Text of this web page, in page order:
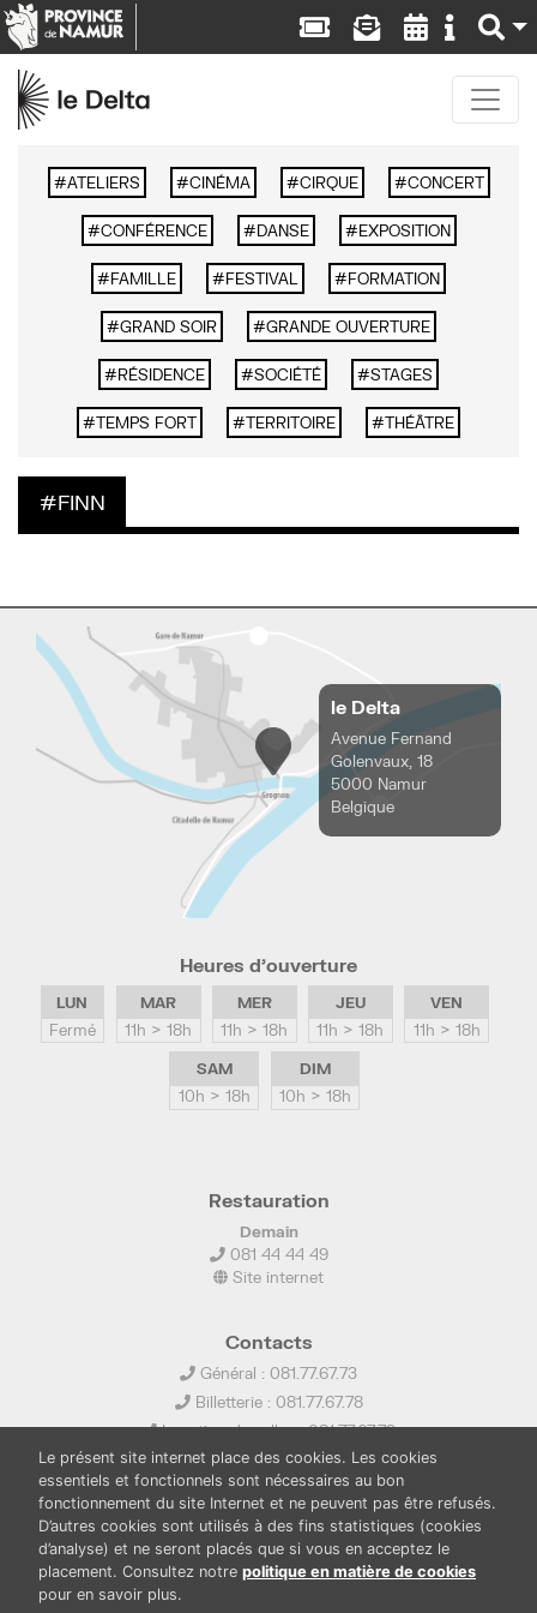
ATELIERS CINÉMA CIRQUE CONCERT
CONFÉRENCE DANSE EXPOSITION
FAMILLE FESTIVAL FORMATION
GRAND SOIR GRANDE OUVERTURE
RÉSIDENCE SOCIÉTÉ STAGES
TEMPS FORT TERRITOIRE THÉÂTRE
FINN
le Delta
Avenue Fernand
Golenvaux, 18
5000 Namur
Belgique
Heures d’ouverture
LUN
Fermé
MAR
11h > 18h
MER
11h > 18h
JEU
11h > 18h
VEN
11h > 18h
SAM
10h > 18h
DIM
10h > 18h
Restauration
Demain
081 44 44 49
Site internet
Contacts
Général : 081.77.67.73
Billetterie : 081.77.67.78
Location de salles : 081.77.67.79
info@ledelta.be
Le présent site internet place des cookies. Les cookies
essentiels et fonctionnels sont nécessaires au bon
fonctionnement du site Internet et ne peuvent pas être refusés.
D’autres cookies sont utilisés à des fins statistiques (cookies
d’analyse) et ne seront placés que si vous en acceptez le
placement. Consultez notre politique en matière de cookies
pour en savoir plus.